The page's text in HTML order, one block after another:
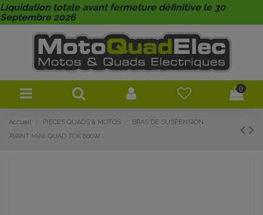
Liquidation totale avant fermeture définitive le 30
Septembre 2026
0
Accueil PIECES QUADS & MOTOS
BRAS DE SUSPENSION
AVANT MINI QUAD TOX 800W